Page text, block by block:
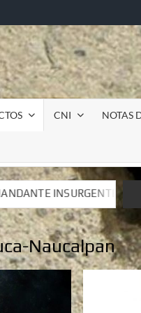
CNI NOTAS
A LUIS DE TAVIRA
A LUIS DE TAVIRA
Naucalpan